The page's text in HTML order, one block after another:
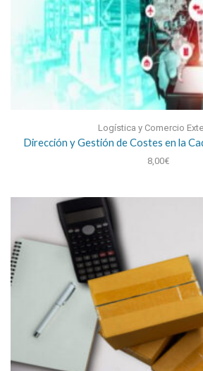
Logística y Comercio
Dirección y Gestión de Costes en la
8,00€